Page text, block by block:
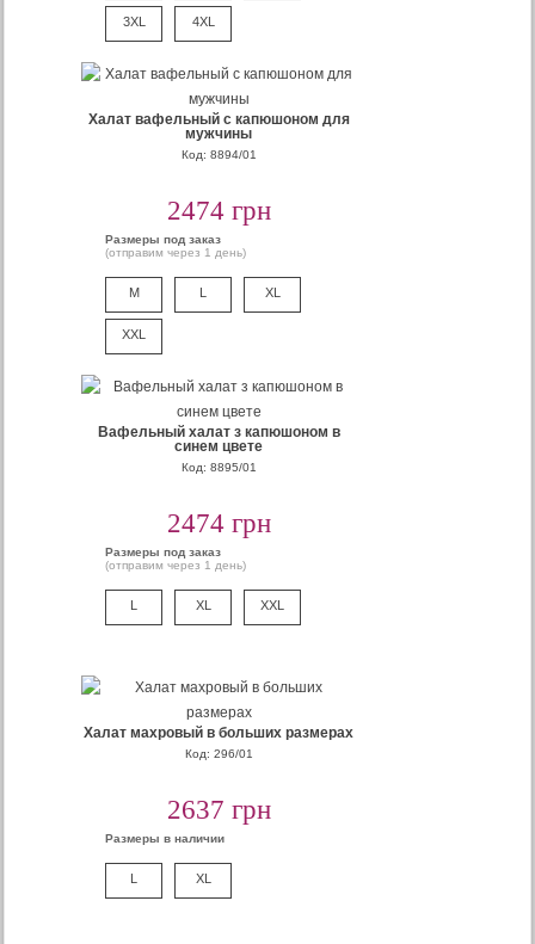
3XL 4XL
Халат вафельный с капюшоном для
мужчины
Код: 8894/01
2474 грн
Размеры под заказ
(отправим через 1 день)
M L XL
XXL
Вафельный халат з капюшоном в
синем цвете
Код: 8895/01
2474 грн
Размеры под заказ
(отправим через 1 день)
L XL XXL
Халат махровый в больших размерах
Код: 296/01
2637 грн
Размеры в наличии
L XL